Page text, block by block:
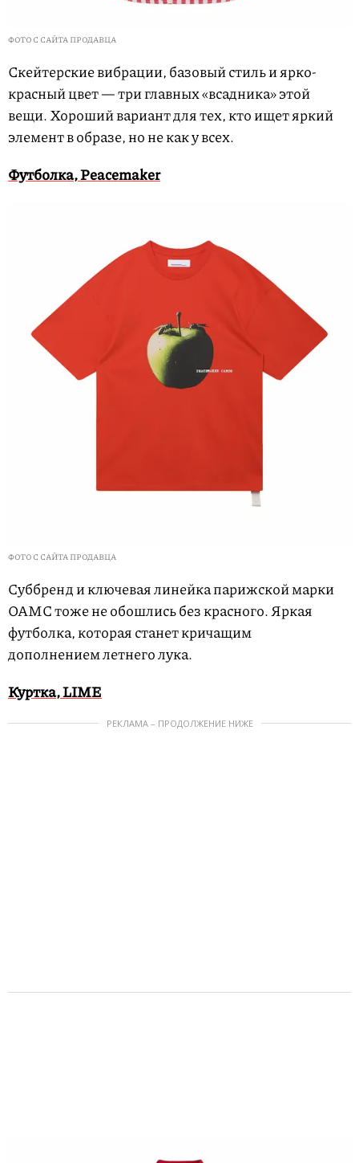
ФОТО С САЙТА ПРОДАВЦА
Скейтерские вибрации, базовый стиль и ярко-
красный цвет — три главных «всадника» этой
вещи. Хороший вариант для тех, кто ищет яркий
элемент в образе, но не как у всех.
Футболка, Peacemaker
ФОТО С САЙТА ПРОДАВЦА
Cуббренд и ключевая линейка парижской марки
OAMC тоже не обошлись без красного. Яркая
футболка, которая станет кричащим
дополнением летнего лука.
Куртка, LIME
РЕКЛАМА – ПРОДОЛЖЕНИЕ НИЖЕ